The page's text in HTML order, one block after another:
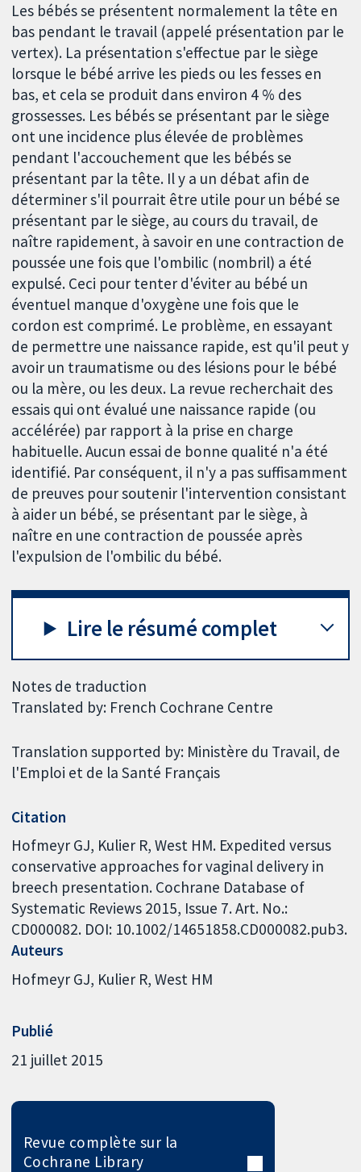
Les bébés se présentent normalement la tête en
bas pendant le travail (appelé présentation par le
vertex). La présentation s'effectue par le siège
lorsque le bébé arrive les pieds ou les fesses en
bas, et cela se produit dans environ 4 % des
grossesses. Les bébés se présentant par le siège
ont une incidence plus élevée de problèmes
pendant l'accouchement que les bébés se
présentant par la tête. Il y a un débat afin de
déterminer s'il pourrait être utile pour un bébé se
présentant par le siège, au cours du travail, de
naître rapidement, à savoir en une contraction de
poussée une fois que l'ombilic (nombril) a été
expulsé. Ceci pour tenter d'éviter au bébé un
éventuel manque d'oxygène une fois que le
cordon est comprimé. Le problème, en essayant
de permettre une naissance rapide, est qu'il peut y
avoir un traumatisme ou des lésions pour le bébé
ou la mère, ou les deux. La revue recherchait des
essais qui ont évalué une naissance rapide (ou
accélérée) par rapport à la prise en charge
habituelle. Aucun essai de bonne qualité n'a été
identifié. Par conséquent, il n'y a pas suffisamment
de preuves pour soutenir l'intervention consistant
à aider un bébé, se présentant par le siège, à
naître en une contraction de poussée après
l'expulsion de l'ombilic du bébé.
Lire le résumé complet
Notes de traduction
Translated by: French Cochrane Centre
Translation supported by: Ministère du Travail, de
l'Emploi et de la Santé Français
Citation
Hofmeyr GJ, Kulier R, West HM. Expedited versus
conservative approaches for vaginal delivery in
breech presentation. Cochrane Database of
Systematic Reviews 2015, Issue 7. Art. No.:
CD000082. DOI: 10.1002/14651858.CD000082.pub3.
Auteurs
Hofmeyr GJ Kulier R West HM
Publié
21 juillet 2015
Revue complète sur la
Cochrane Library